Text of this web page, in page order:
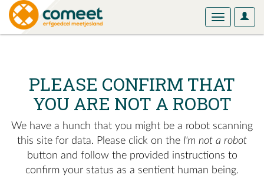
User
Toggle
PLEASE CONFIRM THAT
YOU ARE NOT A ROBOT
We have a hunch that you might be a robot scanning
this site for data. Please click on the I'm not a robot
button and follow the provided instructions to
confirm your status as a sentient human being.